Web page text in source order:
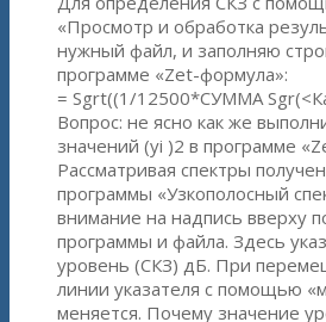
«Просмотр и обработка
нужный файл, и заполняю
программе «Zet-формула»:
= Sgrt((1/12500*СУММА
Вопрос: не ясно как же
значений (yi )2 в программе
Рассматривая спектры
программы «Узкополосный
внимание на надпись вверху
программы и файла. Здесь
уровень (СКЗ) дБ. При
линии указателя с помощью
меняется. Почему значение